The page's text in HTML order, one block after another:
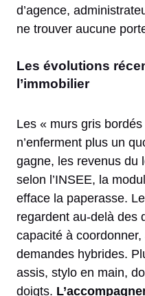
d’agence,
ne trouver aucune
Les évolutions
l’immobilier
Les « murs gris
n’enferment plus un
gagne, les revenus du
selon l’INSEE, la
efface la paperasse.
regardent au-delà des
capacité à
demandes hybrides.
assis, stylo en main,
doigts.